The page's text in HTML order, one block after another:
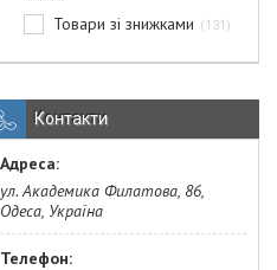
Товари зі знижками
131
Контакти
ул. Академика Филатова, 86,
Одеса, Україна